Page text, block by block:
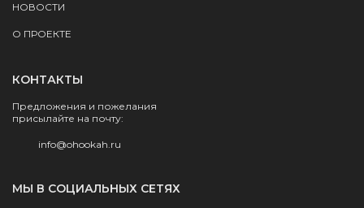
НОВОСТИ
О ПРОЕКТЕ
КОНТАКТЫ
Предложения и пожелания
присылайте на почту:
info@ohookah.ru
МЫ В СОЦИАЛЬНЫХ СЕТЯХ